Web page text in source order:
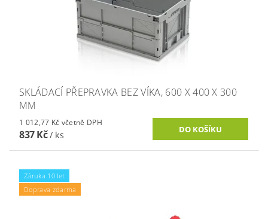
SKLÁDACÍ PŘEPRAVKA BEZ VÍKA, 600 X 400 X 300
MM
1 012,77 Kč včetně DPH
837 Kč/ ks
Záruka 10 let
Doprava zdarma